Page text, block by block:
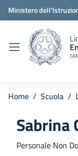
Ministero
Home Scuola
Sabrina
Personale Non